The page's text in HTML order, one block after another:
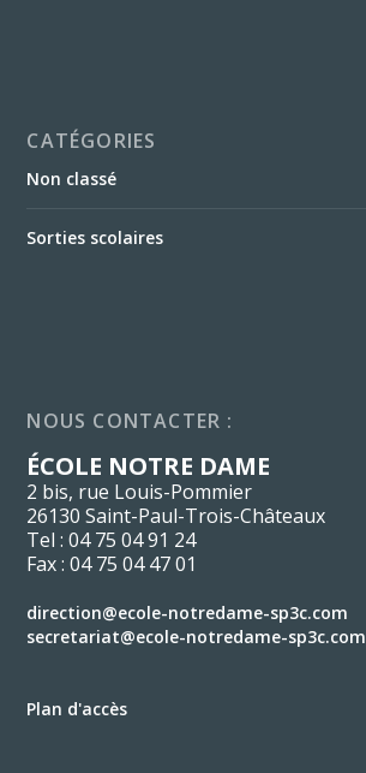
CATÉGORIES
Non classé
Sorties scolaires
NOUS CONTACTER :
ÉCOLE NOTRE DAME
2 bis, rue Louis-Pommier
26130 Saint-Paul-Trois-Châteaux
Tel : 04 75 04 91 24
Fax : 04 75 04 47 01
direction@ecole-notredame-sp3c.com
secretariat@ecole-notredame-sp3c.com
Plan d'accès